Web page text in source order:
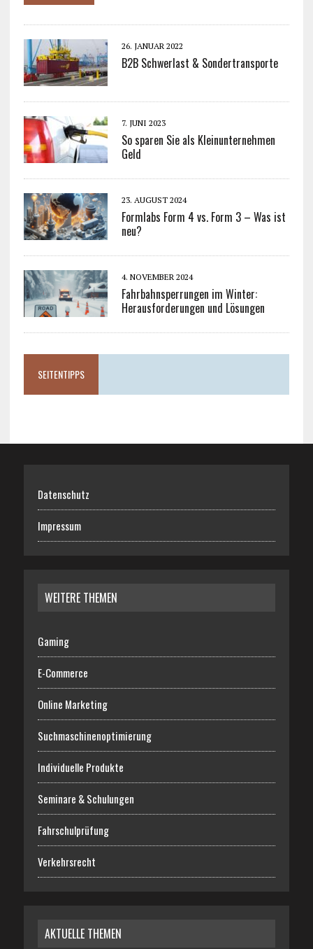
26. JANUAR 2022
B2B Schwerlast & Sondertransporte
7. JUNI 2023
So sparen Sie als Kleinunternehmen
Geld
23. AUGUST 2024
Formlabs Form 4 vs. Form 3 – Was ist
neu?
4. NOVEMBER 2024
Fahrbahnsperrungen im Winter:
Herausforderungen und Lösungen
SEITENTIPPS
Datenschutz
Impressum
WEITERE THEMEN
Gaming
E-Commerce
Online Marketing
Suchmaschinenoptimierung
Individuelle Produkte
Seminare & Schulungen
Fahrschulprüfung
Verkehrsrecht
AKTUELLE THEMEN